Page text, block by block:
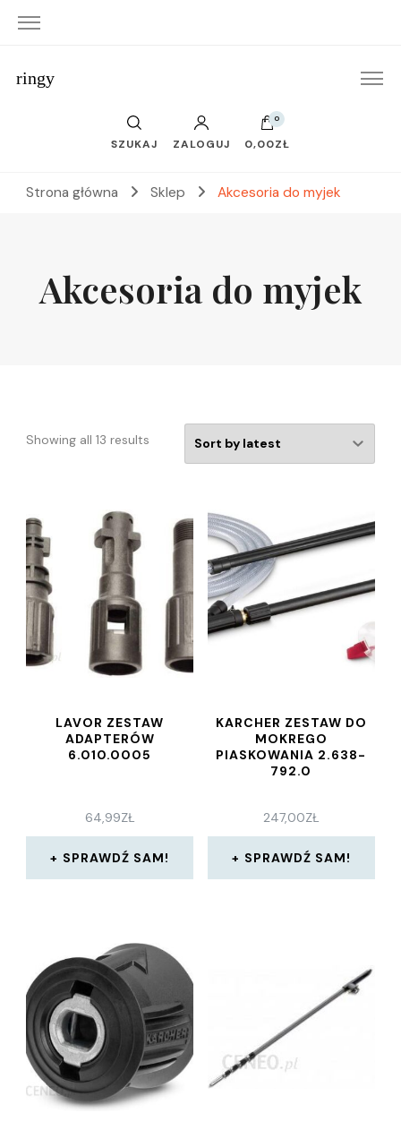
ringy
SZUKAJ ZALOGUJ
0
0,00ZŁ
Strona główna Sklep Akcesoria do myjek
Akcesoria do myjek
Showing all 13 results
LAVOR ZESTAW
ADAPTERÓW
6.010.0005
64,99ZŁ
SPRAWDŹ SAM!
KARCHER ZESTAW DO
MOKREGO
PIASKOWANIA 2.638-
792.0
247,00ZŁ
SPRAWDŹ SAM!